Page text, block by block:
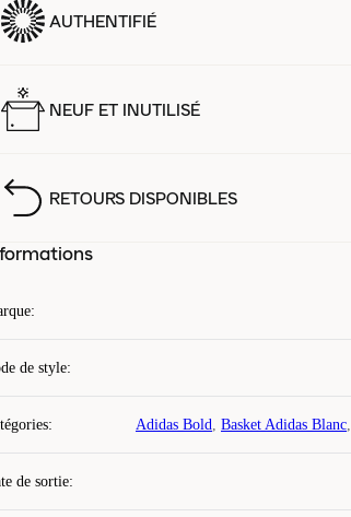
AUTHENTIFIÉ
NEUF ET INUTILISÉ
RETOURS DISPONIBLES
:
de style:
: Adidas Bold, Basket Adidas Blanc,
de sortie: